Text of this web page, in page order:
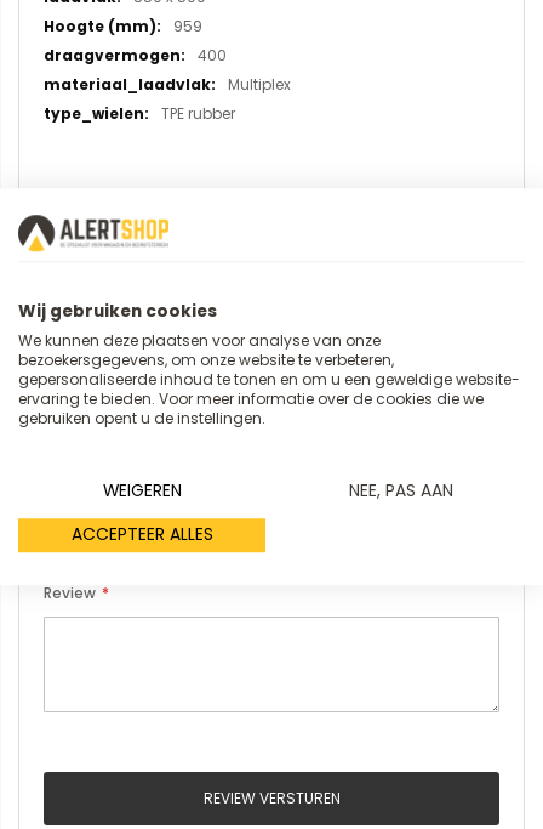
959
400
Multiplex
TPE rubber
U plaatst een review over:
Wagen)
Uw naam
Samenvatting
Review
REVIEW VERSTUREN
Wij gebruiken cookies
We kunnen deze plaatsen voor analyse van onze
bezoekersgegevens, om onze website te verbeteren,
gepersonaliseerde inhoud te tonen en om u een geweldige website-
ervaring te bieden. Voor meer informatie over de cookies die we
gebruiken opent u de instellingen.
WEIGEREN
NEE, PAS AAN
ACCEPTEER ALLES